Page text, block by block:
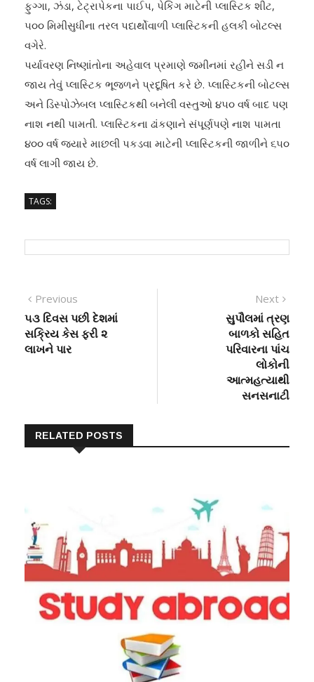
ફુગ્ગા, ઝંડા, ટેટ્રાપેકના પાઈપ, પેકિંગ માટેની પ્લાસ્ટિક શીટ,
૫૦૦ મિમીસુધીના તરલ પદાર્થોવાળી પ્લાસ્ટિકની હલકી બોટલ્સ
વગેરે.
પર્યાવરણ નિષ્ણાંતોના અહેવાલ પ્રમાણે જમીનમાં રહીને સડી ન
જાય તેવું પ્લાસ્ટિક ભૂજળને પ્રદૂષિત કરે છે. પ્લાસ્ટિકની બોટલ્સ
અને ડિસ્પોઝેબલ પ્લાસ્ટિકથી બનેલી વસ્તુઓ ૪૫૦ વર્ષ બાદ પણ
નાશ નથી પામતી. પ્લાસ્ટિકના ઢાંકણાને સંપૂર્ણપણે નાશ પામતા
૪૦૦ વર્ષ જ્યારે માછલી પકડવા માટેની પ્લાસ્ટિકની જાળીને ૬૫૦
વર્ષ લાગી જાય છે.
TAGS:
Post
navigation
Previous
post:
૫૩ દિવસ પછી દેશમાં
સક્રિય કેસ ફરી ૨
લાખને પાર
Next
post:
સુપૌલમાં ત્રણ
બાળકો સહિત
પરિવારના પાંચ
લોકોની
આત્મહત્યાથી
સનસનાટી
RELATED POSTS